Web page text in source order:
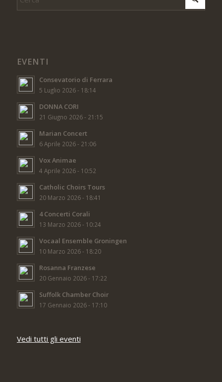
EVENTI
Consevatorio di Ferrara
5 Luglio 2026 - 18:14
DONNA CORI
21 Giugno 2026 - 21:15
Marian Concert
6 Aprile 2026 - 21:06
Vox Animae
4 Aprile 2026 - 10:52
Catholic Choirs Tours
20 Marzo 2026 - 18:41
4 Concerti Corali
13 Marzo 2026 - 10:24
Vocaal Ensemble Groningen
10 Marzo 2026 - 18:20
Rosanna Franzese
20 Gennaio 2026 - 17:22
Suffolk Chamber Choir
17 Gennaio 2026 - 17:10
Vedi tutti gli eventi